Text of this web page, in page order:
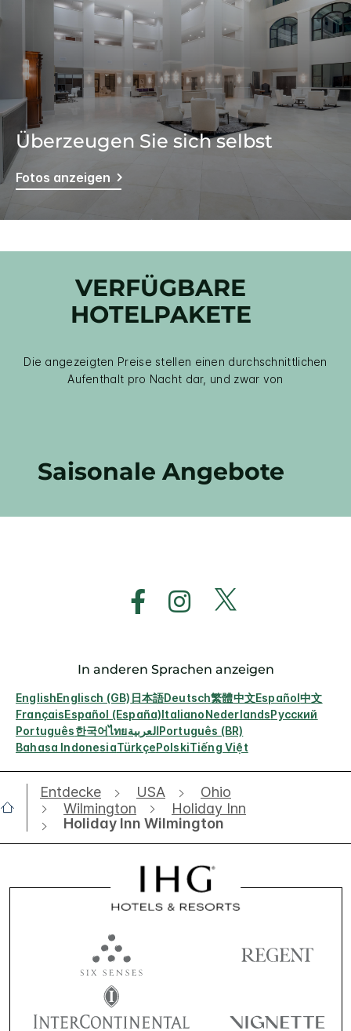
Überzeugen Sie sich selbst
Fotos anzeigen
VERFÜGBARE
HOTELPAKETE
Die angezeigten Preise stellen einen durchschnittlichen
Aufenthalt pro Nacht dar, und zwar von
Saisonale Angebote
In anderen Sprachen anzeigen
EnglishEnglisch (GB) 日本語Deutsch繁體中文Español中文
FrançaisEspañol (España)ItalianoNederlandsРусский
Português한국어ไทยالعربيةPortuguês (BR)
Bahasa IndonesiaTürkçePolskiTiếng Việt
Entdecke USA
Ohio
Wilmington
Holiday Inn
Holiday Inn Wilmington